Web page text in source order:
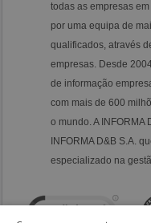
todas as empresas
por uma equipa de
qualificados, através
empresas. Desde
de informação
com mais de 600
o mundo. A
INFORMA D&B S.A.
especializado na